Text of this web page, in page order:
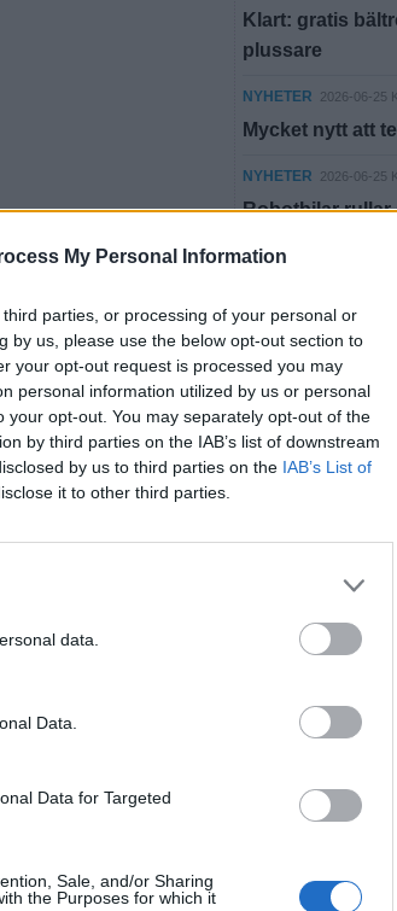
My Personal Information
parties, or processing of your personal or
by us, please use the below opt-out section to
your opt-out request is processed you may
personal information utilized by us or personal
opt-out. You may separately opt-out of the
by third parties on the IAB’s list of downstream
by us to third parties on the IAB’s List of
it to other third parties.
data.
Data.
Data for Targeted
Sale, and/or Sharing
the Purposes for which it
Klart: gratis
plussare
NYHETER 2026-06-25
Mycket nytt att
NYHETER 2026-06-25
Robotbilar rullar
Fler nyheter
MEST
NYHETER 2026-08-06
Par drev
hemifrån
SVT lanserar
Fler nyheter
NYHETER FRÅN
Soppluncher och
Kulturarvsdagarna
Konsert med